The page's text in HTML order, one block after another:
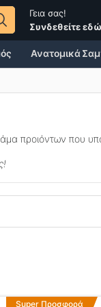
Γεια σας!
Συνδεθείτε εδώ
Ανατομικά
προιόντων που
Super Προσφορά
Αυτό